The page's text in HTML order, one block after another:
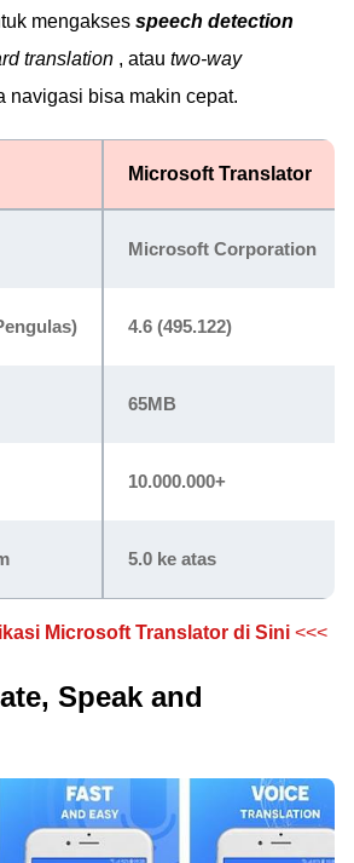
mengakses speech detection
translation , atau two-way
navigasi bisa makin cepat.
Microsoft Translator
Microsoft Corporation
4.6 (495.122)
65MB
10.000.000+
5.0 ke atas
Microsoft Translator di Sini <<<
Speak and